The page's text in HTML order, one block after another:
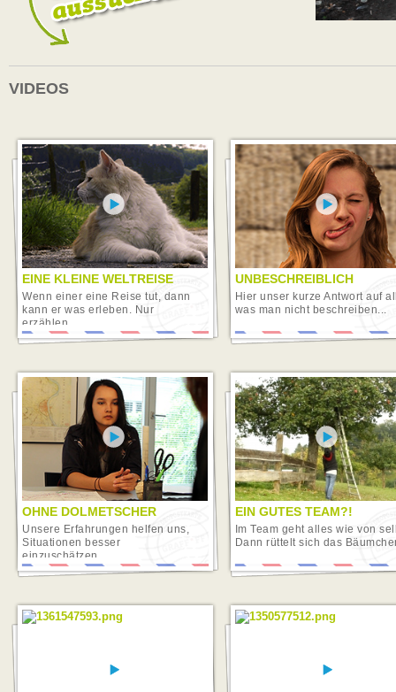
VIDEOS
EINE KLEINE WELTREISE
Wenn einer eine Reise tut, dann
kann er was erleben. Nur
erzählen...
UNBESCHREIBLICH
Hier unser kurze Antwort auf
was man nicht beschreiben...
OHNE DOLMETSCHER
Unsere Erfahrungen helfen uns,
Situationen besser
einzuschätzen....
EIN GUTES TEAM?!
Im Team geht alles wie von
Dann rüttelt sich das